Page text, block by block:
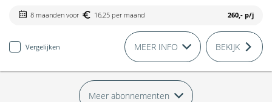
8 maanden voor 16,25 per maand 260,- p/j
Vergelijken MEER INFO BEKIJK
Meer abonnementen